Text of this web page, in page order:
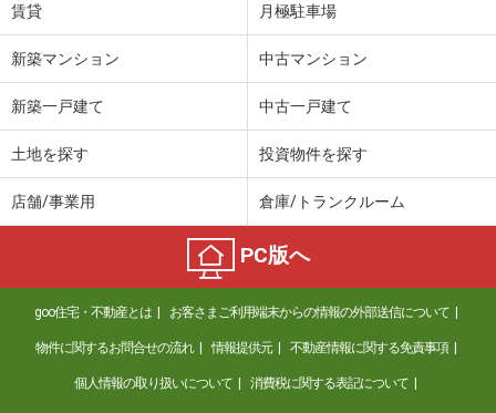
賃貸 月極駐車場
新築マンション 中古マンション
新築一戸建て 中古一戸建て
土地を探す 投資物件を探す
店舗/事業用 倉庫/トランクルーム
PC版へ
goo住宅・不動産とは お客さまご利用端末からの情報の外部送信について
物件に関するお問合せの流れ 情報提供元 不動産情報に関する免責事項
個人情報の取り扱いについて 消費税に関する表記について